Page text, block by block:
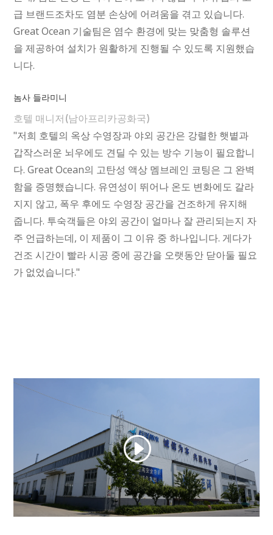
급 브랜드조차도 염분 손상에 어려움을 겪고 있습니다.
Great Ocean 기술팀은 염수 환경에 맞는 맞춤형 솔루션
을 제공하여 설치가 원활하게 진행될 수 있도록 지원했습
니다.
놈사 들라미니
호텔 매니저(남아프리카공화국)
"저희 호텔의 옥상 수영장과 야외 공간은 강렬한 햇볕과
갑작스러운 뇌우에도 견딜 수 있는 방수 기능이 필요합니
다. Great Ocean의 고탄성 액상 멤브레인 코팅은 그 완벽
함을 증명했습니다. 유연성이 뛰어나 온도 변화에도 갈라
지지 않고, 폭우 후에도 수영장 공간을 건조하게 유지해
줍니다. 투숙객들은 야외 공간이 얼마나 잘 관리되는지 자
주 언급하는데, 이 제품이 그 이유 중 하나입니다. 게다가
건조 시간이 빨라 시공 중에 공간을 오랫동안 닫아둘 필요
가 없었습니다."
Spanish (Peru)
Spanish (Chile)
Spanish (Ecuador)
Romanian
Kyrgyz